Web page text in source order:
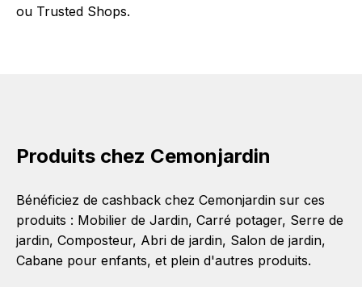
ou Trusted Shops.
Produits chez Cemonjardin
Bénéficiez de cashback chez Cemonjardin sur ces
produits : Mobilier de Jardin, Carré potager, Serre de
jardin, Composteur, Abri de jardin, Salon de jardin,
Cabane pour enfants, et plein d'autres produits.